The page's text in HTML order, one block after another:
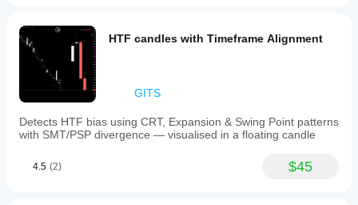
HTF candles with Timeframe Alignment
GITS
Detects HTF bias using CRT, Expansion & Swing Point patterns
with SMT/PSP divergence — visualised in a floating candle
4.5 (2) $45